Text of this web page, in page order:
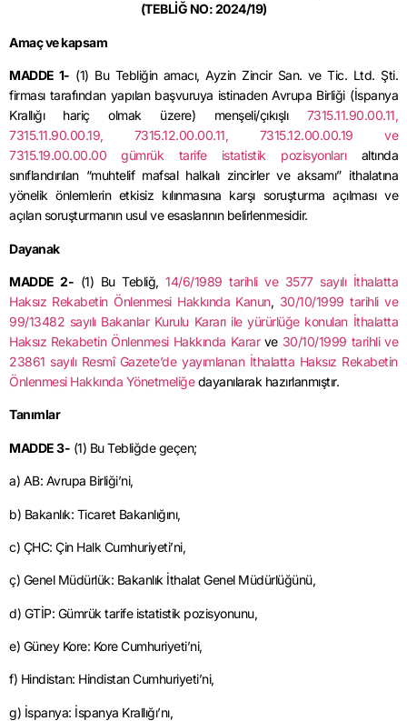
(TEBLİĞ NO: 2024/19)
Amaç ve kapsam
MADDE 1- (1) Bu Tebliğin amacı, Ayzin Zincir San. ve Tic. Ltd. Şti.
firması tarafından yapılan başvuruya istinaden Avrupa Birliği (İspanya
Krallığı hariç olmak üzere) menşeli/çıkışlı 7315.11.90.00.11,
7315.11.90.00.19, 7315.12.00.00.11, 7315.12.00.00.19 ve
7315.19.00.00.00 gümrük tarife istatistik pozisyonlarıaltında
sınıflandırılan “muhtelif mafsal halkalı zincirler ve aksamı” ithalatına
yönelik önlemlerin etkisiz kılınmasına karşı soruşturma açılması ve
açılan soruşturmanın usul ve esaslarının belirlenmesidir.
Dayanak
MADDE 2- (1) Bu Tebliğ, 14/6/1989 tarihli ve 3577 sayılı İthalatta
Haksız Rekabetin Önlenmesi Hakkında Kanun, 30/10/1999 tarihli ve
99/13482 sayılı Bakanlar Kurulu Kararı ile yürürlüğe konulan İthalatta
Haksız Rekabetin Önlenmesi Hakkında Kararve 30/10/1999 tarihli ve
23861 sayılı Resmî Gazete’de yayımlanan İthalatta Haksız Rekabetin
Önlenmesi Hakkında Yönetmeliğedayanılarak hazırlanmıştır.
Tanımlar
MADDE 3- (1) Bu Tebliğde geçen;
a) AB: Avrupa Birliği’ni,
b) Bakanlık: Ticaret Bakanlığını,
c) ÇHC: Çin Halk Cumhuriyeti’ni,
ç) Genel Müdürlük: Bakanlık İthalat Genel Müdürlüğünü,
d) GTİP: Gümrük tarife istatistik pozisyonunu,
e) Güney Kore: Kore Cumhuriyeti’ni,
f) Hindistan: Hindistan Cumhuriyeti’ni,
g) İspanya: İspanya Krallığı’nı,